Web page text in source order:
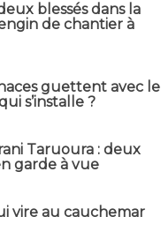
blessés dans la
de chantier à
guettent avec le
s’installe ?
Taruoura : deux
garde à vue
vire au cauchemar